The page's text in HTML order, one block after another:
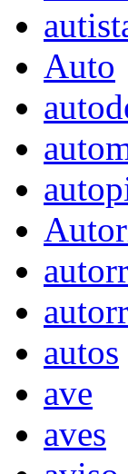
Auto
autos
ave
aves